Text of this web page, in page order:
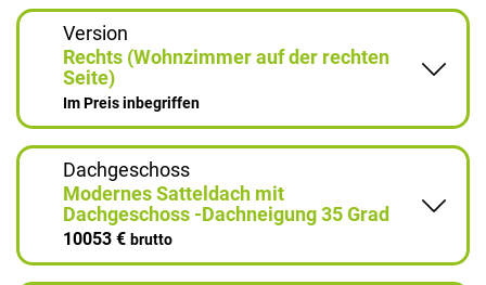
Version
Rechts (Wohnzimmer auf der rechten
Seite)
Im Preis inbegriffen
Dachgeschoss
Modernes Satteldach mit
Dachgeschoss -Dachneigung 35 Grad
10053 € brutto